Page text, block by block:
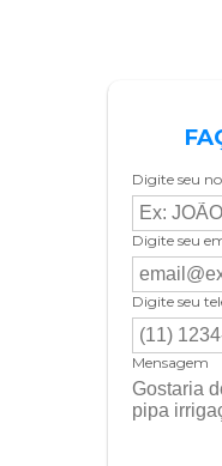
Digite seu
Digite seu
Digite seu
Mensagem